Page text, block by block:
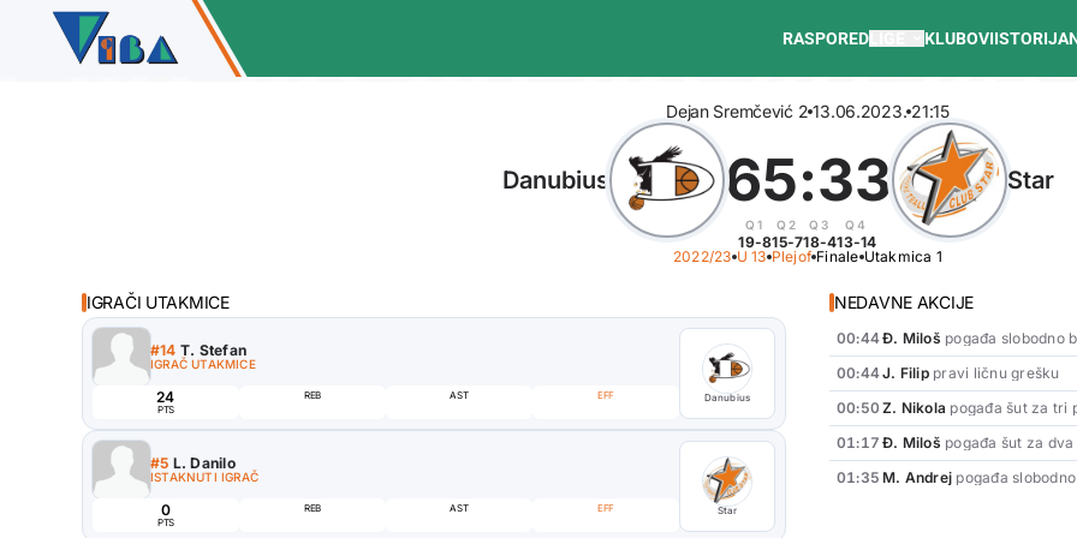
RASPORED KLUBOVIISTORIJA
Dejan Sremčević 2 13.06.2023. 21:15
Danubius 65:33 Star
Q1
19-8
Q2
15-7
Q3
18-4
Q4
13-14
2022/23 U 13 Plejof Finale Utakmica 1
IGRAČI UTAKMICE
#14 T. Stefan
IGRAČ UTAKMICE
24
PTS
REB AST EFF Danubius
#5 L. Danilo
ISTAKNUTI IGRAČ
0
PTS
REB AST EFF Star
#7Č. Aleksandar
ISTAKNUTI IGRAČ
NEDAVNE AKCIJE
00:44Đ. Miloš pogađa slobodno
00:44J. Filippravi ličnu grešku
00:50 Z. Nikola pogađa šut za tri
01:17 Đ. Miloš pogađa šut za dva
01:35 M. Andrej pogađa